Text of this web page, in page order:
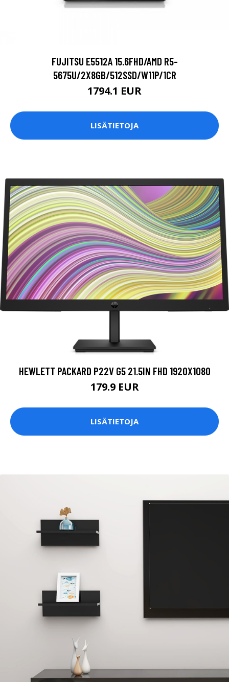
FUJITSU E5512A 15.6FHD/AMD R5-
5675U/2X8GB/512SSD/W11P/1CR
1794.1 EUR
LISÄTIETOJA
HEWLETT PACKARD P22V G5 21.5IN FHD 1920X1080
179.9 EUR
LISÄTIETOJA